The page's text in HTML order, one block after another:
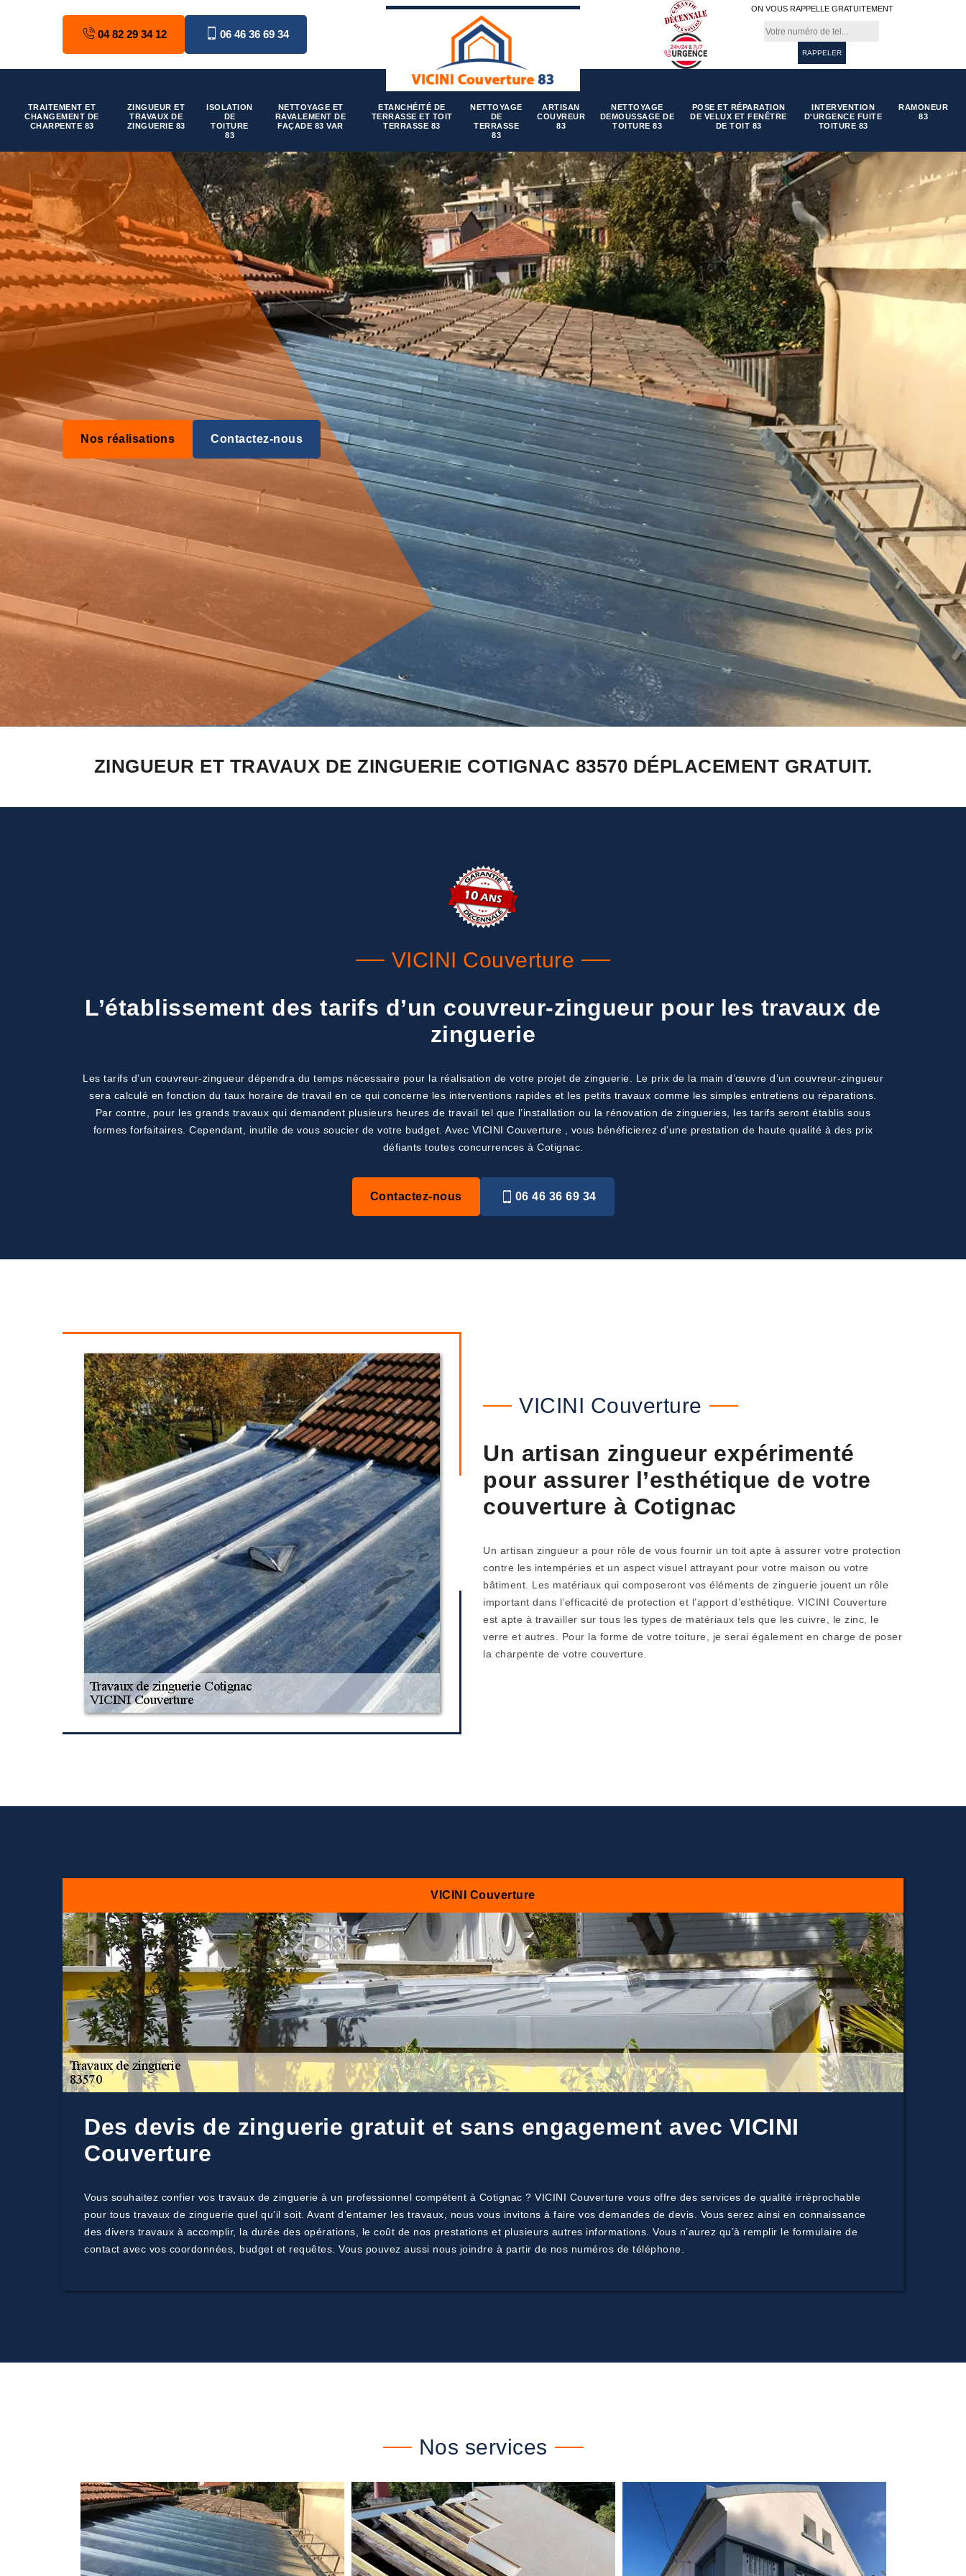
04 82 29 34 12 06 46 36 69 34
ON VOUS RAPPELLE GRATUITEMENT
TRAITEMENT ET
CHANGEMENT DE
CHARPENTE 83
ZINGUEUR ET
TRAVAUX DE
ZINGUERIE 83
ISOLATION
DE
TOITURE
83
NETTOYAGE ET
RAVALEMENT DE
FAÇADE 83 VAR
ETANCHÉITÉ DE
TERRASSE ET TOIT
TERRASSE 83
NETTOYAGE
DE
TERRASSE
83
ARTISAN
COUVREUR
83
NETTOYAGE
DEMOUSSAGE DE
TOITURE 83
POSE ET RÉPARATION
DE VELUX ET FENÊTRE
DE TOIT 83
INTERVENTION
D'URGENCE FUITE
TOITURE 83
RAMONEUR
83
Nos réalisations Contactez-nous
ZINGUEUR ET TRAVAUX DE ZINGUERIE COTIGNAC 83570 DÉPLACEMENT GRATUIT.
VICINI Couverture
L’établissement des tarifs d’un couvreur-zingueur pour les travaux de
zinguerie
Les tarifs d’un couvreur-zingueur dépendra du temps nécessaire pour la réalisation de votre projet de zinguerie. Le prix de la main d’œuvre d’un couvreur-zingueur
sera calculé en fonction du taux horaire de travail en ce qui concerne les interventions rapides et les petits travaux comme les simples entretiens ou réparations.
Par contre, pour les grands travaux qui demandent plusieurs heures de travail tel que l’installation ou la rénovation de zingueries, les tarifs seront établis sous
formes forfaitaires. Cependant, inutile de vous soucier de votre budget. Avec VICINI Couverture , vous bénéficierez d’une prestation de haute qualité à des prix
défiants toutes concurrences à Cotignac.
Contactez-nous 06 46 36 69 34
VICINI Couverture
Un artisan zingueur expérimenté
pour assurer l’esthétique de votre
couverture à Cotignac
Un artisan zingueur a pour rôle de vous fournir un toit apte à assurer votre protection
contre les intempéries et un aspect visuel attrayant pour votre maison ou votre
bâtiment. Les matériaux qui composeront vos éléments de zinguerie jouent un rôle
important dans l’efficacité de protection et l’apport d’esthétique. VICINI Couverture
est apte à travailler sur tous les types de matériaux tels que les cuivre, le zinc, le
verre et autres. Pour la forme de votre toiture, je serai également en charge de poser
la charpente de votre couverture.
VICINI Couverture
Des devis de zinguerie gratuit et sans engagement avec VICINI
Couverture
Vous souhaitez confier vos travaux de zinguerie à un professionnel compétent à Cotignac ? VICINI Couverture vous offre des services de qualité irréprochable
pour tous travaux de zinguerie quel qu’il soit. Avant d’entamer les travaux, nous vous invitons à faire vos demandes de devis. Vous serez ainsi en connaissance
des divers travaux à accomplir, la durée des opérations, le coût de nos prestations et plusieurs autres informations. Vous n’aurez qu’à remplir le formulaire de
contact avec vos coordonnées, budget et requêtes. Vous pouvez aussi nous joindre à partir de nos numéros de téléphone.
Nos services